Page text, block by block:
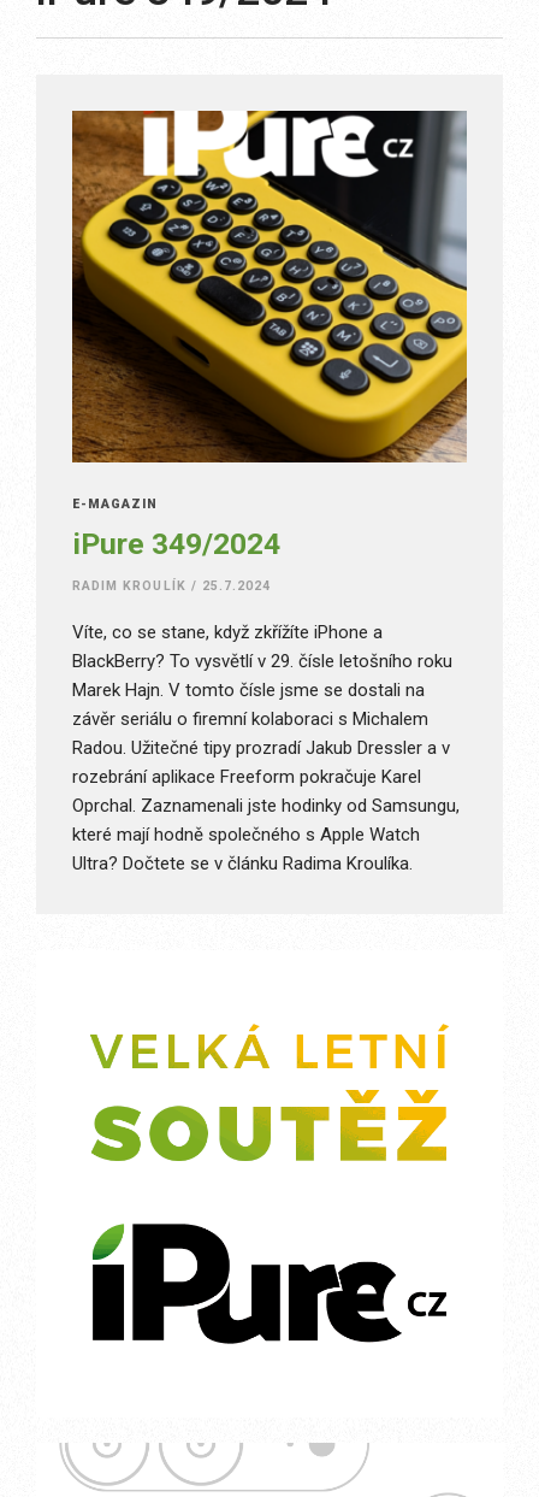
E-MAGAZÍN
iPure 349/2024
RADIM KROULÍK / 25.7.2024
Víte, co se stane, když zkřížíte iPhone a
BlackBerry? To vysvětlí v 29. čísle letošního roku
Marek Hajn. V tomto čísle jsme se dostali na
závěr seriálu o firemní kolaboraci s Michalem
Radou. Užitečné tipy prozradí Jakub Dressler a v
rozebrání aplikace Freeform pokračuje Karel
Oprchal. Zaznamenali jste hodinky od Samsungu,
které mají hodně společného s Apple Watch
Ultra? Dočtete se v článku Radima Kroulíka.